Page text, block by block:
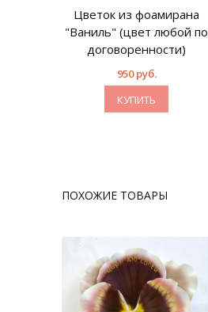
Цветок из фоамирана
"Ваниль" (цвет любой по
договоренности)
950 руб.
КУПИТЬ
ПОХОЖИЕ ТОВАРЫ